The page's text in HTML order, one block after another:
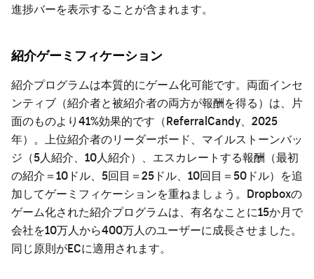
進捗バーを表示することが含まれます。
紹介ゲーミフィケーション
紹介プログラムは本質的にゲーム化可能です。両面インセ
ンティブ（紹介者と被紹介者の両方が報酬を得る）は、片
面のものより41%効果的です（ReferralCandy、2025
年）。上位紹介者のリーダーボード、マイルストーンバッ
ジ（5人紹介、10人紹介）、エスカレートする報酬（最初
の紹介＝10ドル、5回目＝25ドル、10回目＝50ドル）を追
加してゲーミフィケーションを重ねましょう。Dropboxの
ゲーム化された紹介プログラムは、有名なことに15か月で
会社を10万人から400万人のユーザーに成長させました。
同じ原則がECに適用されます。